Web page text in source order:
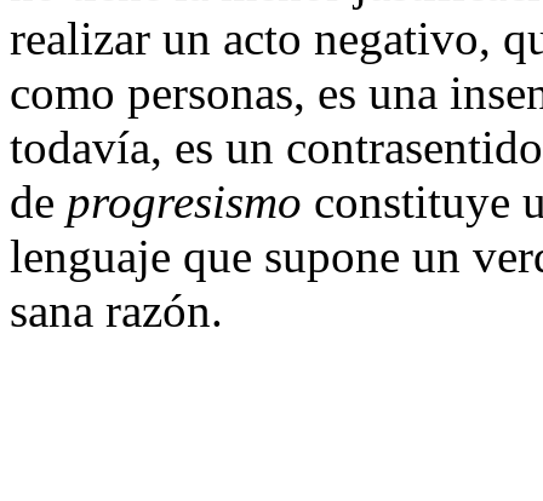
realizar un acto negativo,
como personas, es una
todavía, es un
de progresismo constituye
lenguaje que supone un
sana razón.